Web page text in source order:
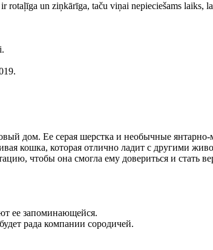
rotaļīga un ziņkārīga, taču viņai nepieciešams laiks,
дом. Ее серая шерстка и необычные
кошка, которая отлично ладит с другими
чтобы она смогла ему довериться и стать
ее запоминающейся.
рада компании сородичей.